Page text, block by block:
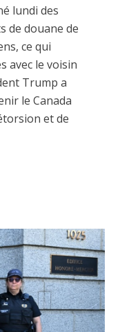
lundi des
de douane de
ce qui
avec le voisin
Trump a
le Canada
et de